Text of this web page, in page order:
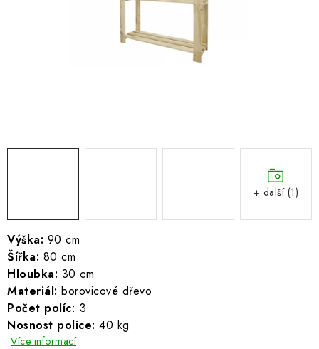
PARKOVACÍ BLOKÁDY
HODNOCENÍ OBCHODU
B2B - VELKOOBCHOD
NAPIŠTE NÁM
KONTAKTY
BLOG
Výška: 90 cm
Šířka: 80 cm
Hloubka: 30 cm
Materiál: borovicové dřevo
Počet políc: 3
Nosnost police: 40 kg
Více informací
+ další (1)